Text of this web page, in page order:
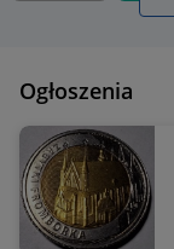
Ogłoszenia